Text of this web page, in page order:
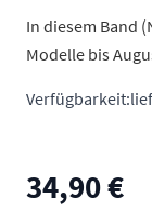
In diesem Band
Modelle bis
Verfügbarkeit:
34,90 €